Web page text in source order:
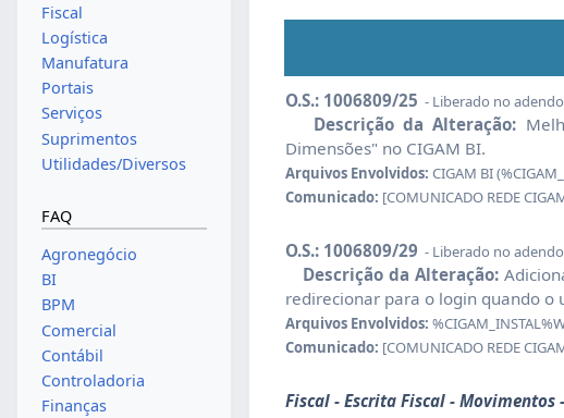
O.S.: 1006809/25 - Liberado no
Descrição da Alteração:
Dimensões" no CIGAM BI.
Arquivos Envolvidos: CIGAM BI
Comunicado: [COMUNICADO REDE
O.S.: 1006809/29 - Liberado no
Descrição da Alteração:
redirecionar para o login quando o
Arquivos Envolvidos:
Comunicado: [COMUNICADO REDE
Fiscal - Escrita Fiscal - Movimentos
Fiscal
Logística
Manufatura
Portais
Serviços
Suprimentos
Utilidades/Diversos
FAQ
Agronegócio
BI
BPM
Comercial
Contábil
Controladoria
Finanças